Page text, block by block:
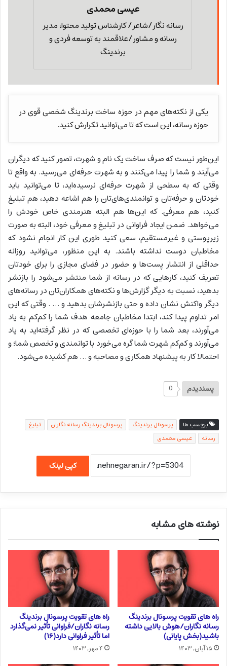
عیسی محمدی
رسانه نگار/شاعر/ کارشناس تولید محتوا، مدیر
رسانه و مشاور/علاقمند به توسعه فردی و
برندینگ
یکی از نکته‌های مهم در حوزه ساخت برندینگ شخصی قوی در
حوزه رسانه، این است که تا می‌توانید تکرارش کنید.
این‌طور نیست که صرف ساخت یک نام و شهرت، تصور کنید که دیگران
می‌آیند و شما را پیدا می‌کنند و به شهرت حرفه‌ای می‌رسید. به واقع تا
وقتی که به سطحی از شهرت حرفه‌ای نرسیده‌اید، تا می‌توانید باید
خودتان و حرفه‌تان و توانمندی‌های‌تان را هم اشاعه دهید، هم تبلیغ
کنید، هم معرفی. که این‌ها هم البته هنرمندی خاص خودش را
می‌خواهد. ضمن ایجاد فراوانی در تبلیغ و معرفی خود، البته به صورت
زیرپوستی و غیرمستقیم، سعی کنید طوری این کار انجام نشود که
مخاطبان دوست نداشته باشند. به این منظور، می‌توانید روزانه
حداقلی از انتشار پست‌ها و حضور در فضای مجازی را برای خودتان
تعریف کنید، کارهایی که در رسانه از شما منتشر می‌شود را بازنشر
بدهید، نسبت به دیگر گزارش‌ها و نکته‌های همکاران‌تان در رسانه‌های
دیگر واکنش نشان داده و حتی بازنشرشان بدهید و … . وقتی که این
امر تداوم پیدا کند، ابتدا مخاطبان جامعه هدف شما را کم‌کم به یاد
می‌آورند، بعد شما را با حوزه‌ای تخصصی که در نظر گرفته‌اید به یاد
می‌آورند و کم‌کم شهرت شما گره می‌خورد با توانمندی و تخصص شما؛ و
احتمالا کار به پیشنهاد همکاری و مصاحبه و … هم کشیده می‌شود.
پسندیدم 0
برچسب ها پرسونال برندینگ پرسونال برندینگ رسانه نگاران
تبلیغ
رسانه
عیسی محمدی
کپی لینک
نوشته های مشابه
راه های تقویت پرسونال برندینگ
رسانه نگاران/هوش بالایی داشته
باشید(بخش پایانی)
۱۵ آبان, ۱۴۰۳
راه های تقویت پرسونال برندینگ
رسانه نگاران/فراوانی تأثیر نمی‌گذارد
اما تأثیر فراوانی دارد(۱۶)
۴ مهر, ۱۴۰۳